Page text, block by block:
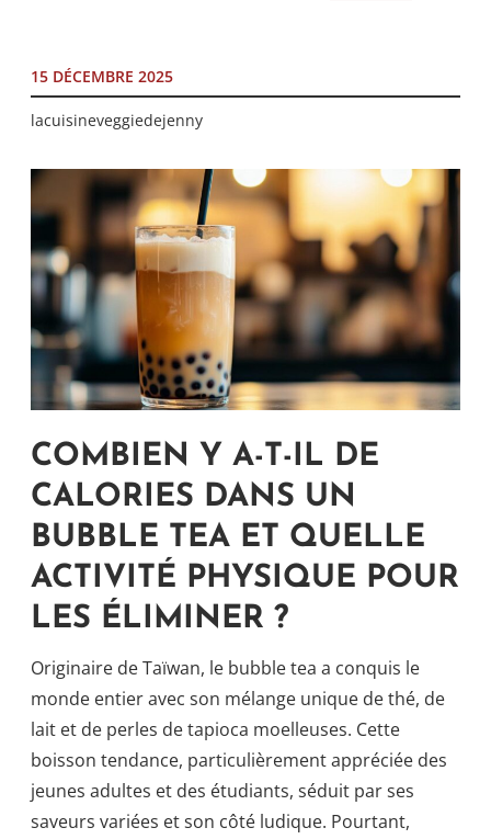
15 DÉCEMBRE 2025
lacuisineveggiedejenny
COMBIEN Y A-T-IL DE
CALORIES DANS UN
BUBBLE TEA ET QUELLE
ACTIVITÉ PHYSIQUE POUR
LES ÉLIMINER ?
Originaire de Taïwan, le bubble tea a conquis le
monde entier avec son mélange unique de thé, de
lait et de perles de tapioca moelleuses. Cette
boisson tendance, particulièrement appréciée des
jeunes adultes et des étudiants, séduit par ses
saveurs variées et son côté ludique. Pourtant,